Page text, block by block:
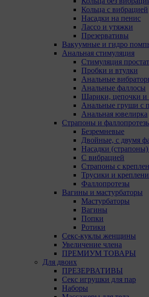
Кольца с вибрацией
Насадки на пенис
Лассо и утяжки
Презервативы
Вакуумные и гидро
Анальная стимуляция
Стимуляция
Пробки и втулки
Анальные
Анальные фаллосы
Шарики, цепочки и
Анальные груши с
Анальная ювелирка
Страпоны и
Безремневые
Двойные, с двумя
Насадки
С вибрацией
Страпоны с
Трусики и
Фаллопротезы
Вагины и мастурбаторы
Мастурбаторы
Вагины
Попки
Ротики
Секс-куклы женщины
Увеличение члена
ПРЕМИУМ ТОВАРЫ
Для двоих
ПРЕЗЕРВАТИВЫ
Секс игрушки для пар
Наборы
отклонить сбор всех или некоторых
настройках своего браузера.
При этом, некоторые браузеры
интернет-сайты в режиме
ограничить хранимый на компьютере
информации и автоматически удалять
файлы cookie. Кроме того, субъект
данных может удалить ранее
cookie выбрав соответствующую
Подробнее о параметрах управления
ознакомиться, перейдя по внешним
ведущим на соответствующие
основных браузеров:
Internet Explorer
15. Пользователь всегда может
с имеющимся у него вопросом, в части
использования файлов сookie, на
Общества:
Настройка cookie